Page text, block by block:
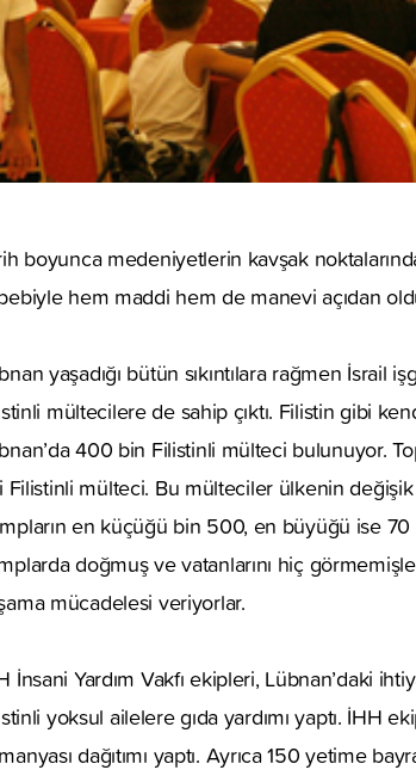
boyunca medeniyetlerin kavşak
hem maddi hem de manevi açıdan
yaşadığı bütün sıkıntılara rağmen İsrail
mültecilere de sahip çıktı. Filistin gibi
400 bin Filistinli mülteci bulunuyor.
Filistinli mülteci. Bu mülteciler ülkenin
en küçüğü bin 500, en büyüğü ise
doğmuş ve vatanlarını hiç
mücadelesi veriyorlar.
İnsani Yardım Vakfı ekipleri, Lübnan’daki
yoksul ailelere gıda yardımı yaptı. İHH
dağıtımı yaptı. Ayrıca 150 yetime